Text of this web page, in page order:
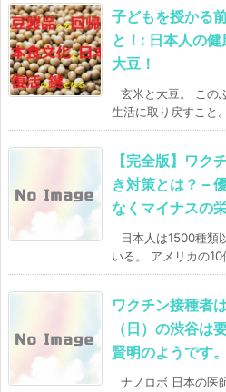
子どもを授かる
と！: 日本人の
大豆！
玄米と大豆。 この
生活に取り戻すこと
【完全版】ワク
き対策とは？ –
なくマイナスの
日本人は1500種類
いる。 アメリカの
ワクチン接種者
（日）の渋谷は
賢明のようです。
ナノロボ 日本の医